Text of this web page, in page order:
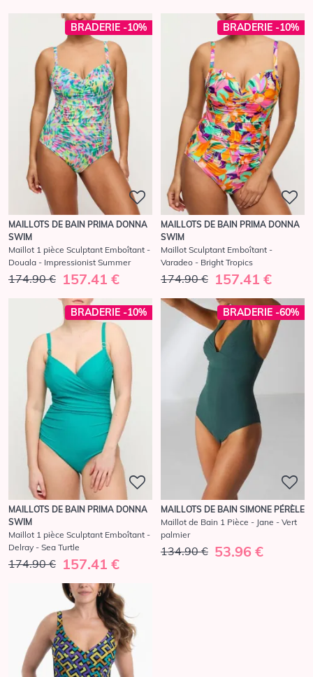
BRADERIE -10%
MAILLOTS DE BAIN PRIMA DONNA
SWIM
Maillot 1 pièce Sculptant Emboîtant -
Douala - Impressionist Summer
174.90 € 157.41 €
BRADERIE -10%
MAILLOTS DE BAIN PRIMA DONNA
SWIM
Maillot Sculptant Emboîtant -
Varadeo - Bright Tropics
174.90 € 157.41 €
BRADERIE -10%
MAILLOTS DE BAIN PRIMA DONNA
SWIM
Maillot 1 pièce Sculptant Emboîtant -
Delray - Sea Turtle
174.90 € 157.41 €
BRADERIE -60%
MAILLOTS DE BAIN SIMONE PÉRÈLE
Maillot de Bain 1 Pièce - Jane - Vert
palmier
134.90 € 53.96 €